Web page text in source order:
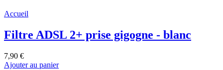
Accueil
Filtre ADSL 2+ prise gigogne - blanc
7,90 €
Ajouter au panier